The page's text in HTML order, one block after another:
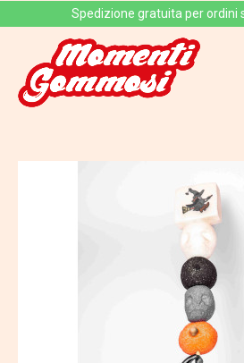
Spedizione gratuita per ordini